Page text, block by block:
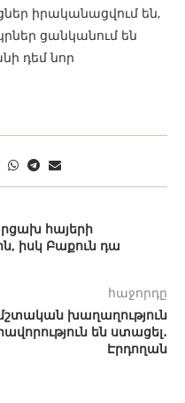
իրականացվում են,
ցանկանում են
դեմ նոր
հայերի
իսկ Բաքուն դա
հաջորդը
խաղաղություն
են ստացել․
Էրդողան